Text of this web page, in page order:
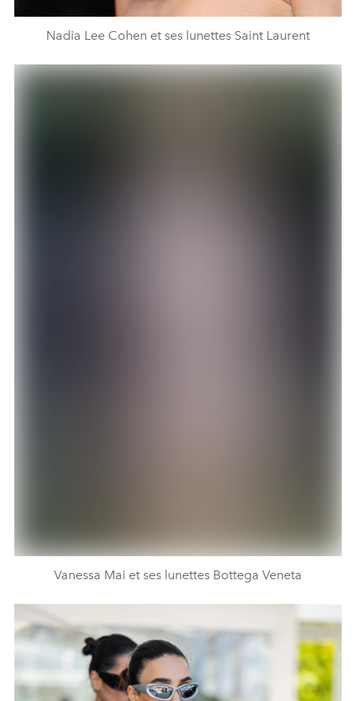
Nadia Lee Cohen et ses lunettes Saint Laurent
Vanessa Mai et ses lunettes Bottega Veneta